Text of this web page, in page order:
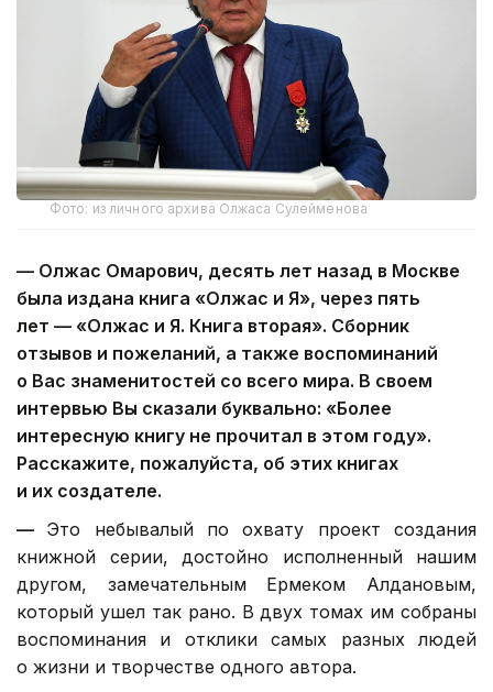
Фото: из личного архива Олжаса Сулейменова
— Олжас Омарович, десять лет назад в Москве
была издана книга «Олжас и Я», через пять
лет — «Олжас и Я. Книга вторая». Сборник
отзывов и пожеланий, а также воспоминаний
о Вас знаменитостей со всего мира. В своем
интервью Вы сказали буквально: «Более
интересную книгу не прочитал в этом году».
Расскажите, пожалуйста, об этих книгах
и их создателе.
— Это небывалый по охвату проект создания
книжной серии, достойно исполненный нашим
другом, замечательным Ермеком Алдановым,
который ушел так рано. В двух томах им собраны
воспоминания и отклики самых разных людей
о жизни и творчестве одного автора.